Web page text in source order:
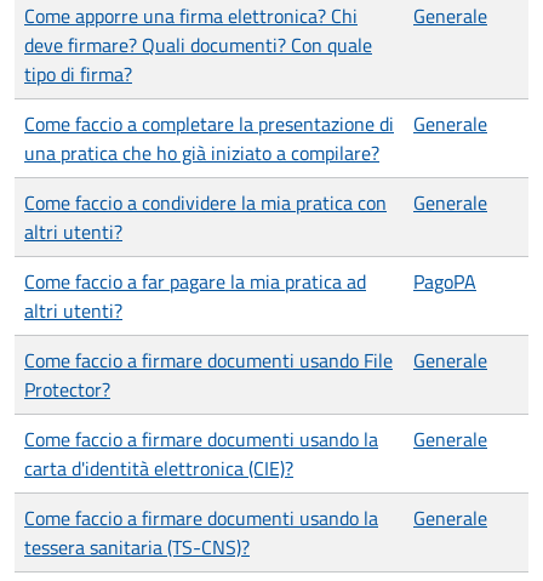
Come apporre una firma elettronica? Chi
deve firmare? Quali documenti? Con quale
tipo di firma?
Generale
Come faccio a completare la presentazione di
una pratica che ho già iniziato a compilare?
Generale
Come faccio a condividere la mia pratica con
altri utenti?
Generale
Come faccio a far pagare la mia pratica ad
altri utenti?
PagoPA
Come faccio a firmare documenti usando File
Protector?
Generale
Come faccio a firmare documenti usando la
carta d'identità elettronica (CIE)?
Generale
Come faccio a firmare documenti usando la
tessera sanitaria (TS-CNS)?
Generale